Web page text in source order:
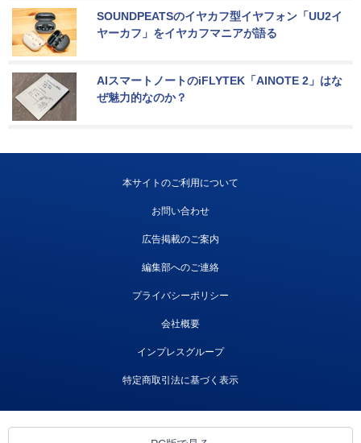
SOUNDPEATSのイヤカフ型イヤフォン「UU2イ
ヤーカフ」をイヤカフマニアが語る
AIスマートノートのiFLYTEK「AINOTE 2」はな
ぜ魅力的なのか？
本サイトのご利用について
お問い合わせ
広告掲載のご案内
編集部へのご連絡
プライバシーポリシー
会社概要
インプレスグループ
特定商取引法に基づく表示